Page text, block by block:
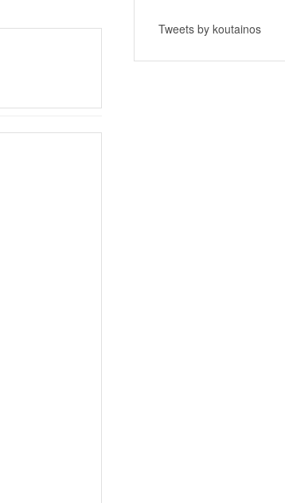
Tweets by koutainos